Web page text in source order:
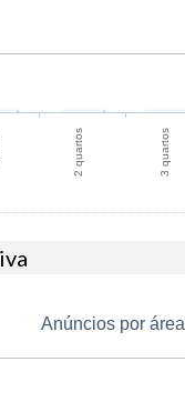
2 quartos 3 quartos
Anúncios por área